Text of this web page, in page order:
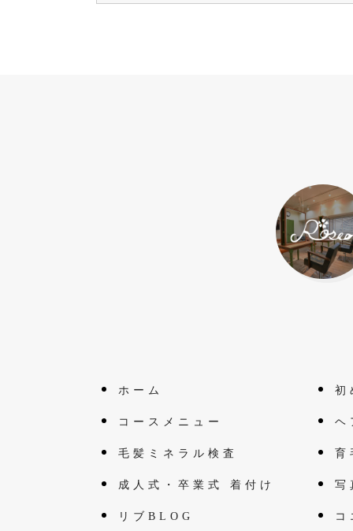
ホーム 初
コースメニュー ヘ
毛髪ミネラル検査 育
成人式・卒業式 着付け 写
リブBLOG